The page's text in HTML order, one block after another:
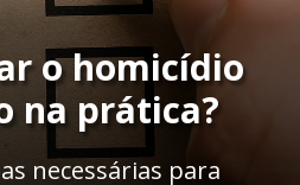
o homicídio
na prática?
necessárias para